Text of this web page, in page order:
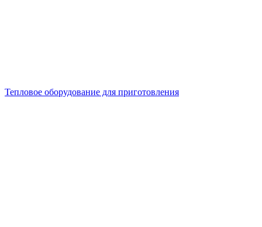
Тепловое оборудование для приготовления